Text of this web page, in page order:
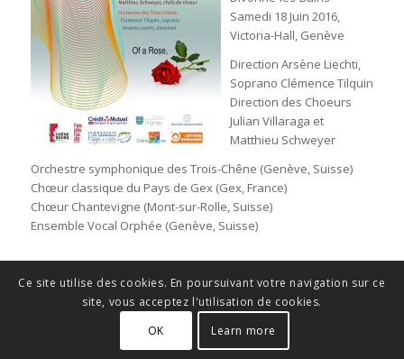
Samedi 18 Juin 2016,
Victoria-Hall, Genève
Direction Arsène Liechti,
Soprano Clémence Tilquin
Direction des Choeurs
Julian Villaraga et
Matthieu Schweyer
Orchestre symphonique des Trois-Chêne (Genève, Suisse)
Chœur classique du Pays de Gex (Gex, France)
Chœur Chantevigne (Mont-sur-Rolle, Suisse)
Ensemble Vocal Orphée (Genève, Suisse)
Ce site utilise des cookies. En poursuivant votre navigation sur ce
site, vous acceptez l'utilisation de cookies.
OK
Learn more